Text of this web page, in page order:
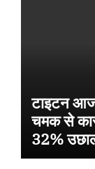
टाइटन आज
चमक से
32%